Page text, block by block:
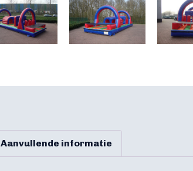
Aanvullende informatie